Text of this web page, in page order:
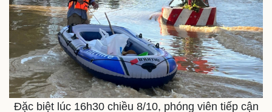
Đặc biệt lúc 16h30 chiều 8/10, phóng viên tiếp cận